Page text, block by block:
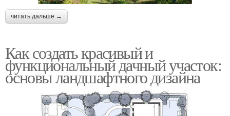
читать дальше →
Как создать красивый и
функциональный дачный участок:
основы ландшафтного дизайна